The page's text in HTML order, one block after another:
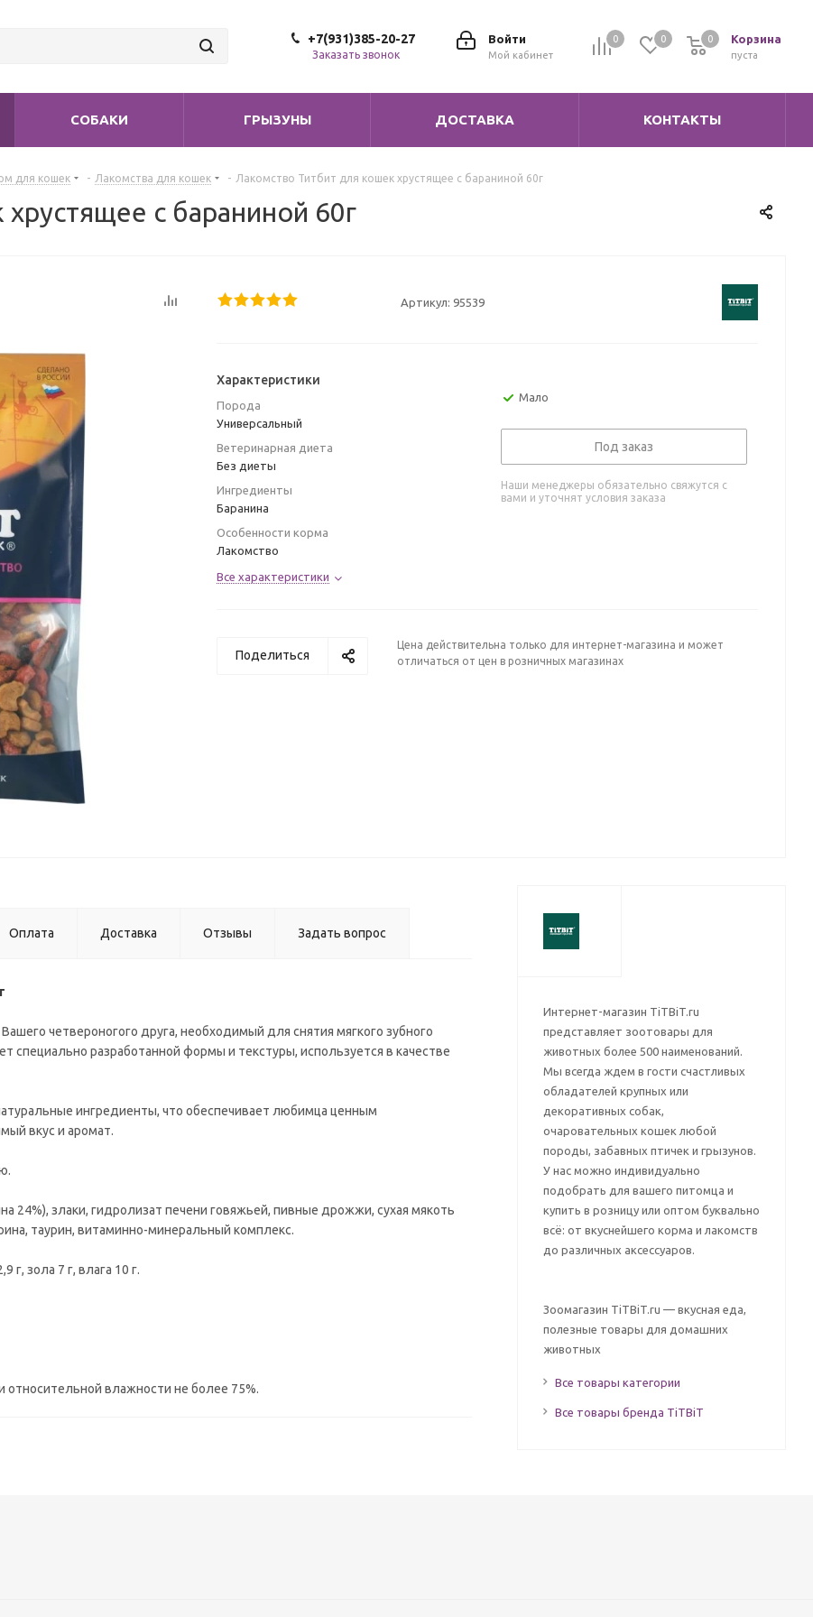
0 0 Корзина
0
пуста
0
Войти
Мой кабинет
+7(931)385-20-27
Заказать звонок
СОБАКИ ГРЫЗУНЫ ДОСТАВКА КОНТАКТЫ
для кошек - Лакомства для кошек - Лакомство Титбит для кошек хрустящее с бараниной 60г
с бараниной 60г
Артикул: 95539
Характеристики
Порода
Универсальный
Ветеринарная диета
Без диеты
Ингредиенты
Баранина
Особенности корма
Лакомство
Все характеристики
Мало
Под заказ
Наши менеджеры обязательно свяжутся с
вами и уточнят условия заказа
Поделиться
Цена действительна только для интернет-магазина и может
отличаться от цен в розничных магазинах
Оплата Доставка Отзывы Задать вопрос
четвероногого друга, необходимый для снятия мягкого зубного
специально разработанной формы и текстуры, используется в качестве
ингредиенты, что обеспечивает любимца ценным
вкус и аромат.
24%), злаки, гидролизат печени говяжьей, пивные дрожжи, сухая мякоть
таурин, витаминно-минеральный комплекс.
г, зола 7 г, влага 10 г.
относительной влажности не более 75%.
Интернет-магазин TiTBiT.ru
представляет зоотовары для
животных более 500 наименований.
Мы всегда ждем в гости счастливых
обладателей крупных или
декоративных собак,
очаровательных кошек любой
породы, забавных птичек и грызунов.
У нас можно индивидуально
подобрать для вашего питомца и
купить в розницу или оптом буквально
всё: от вкуснейшего корма и лакомств
до различных аксессуаров.
Зоомагазин TiTBiT.ru — вкусная еда,
полезные товары для домашних
животных
Все товары категории
Все товары бренда TiTBiT